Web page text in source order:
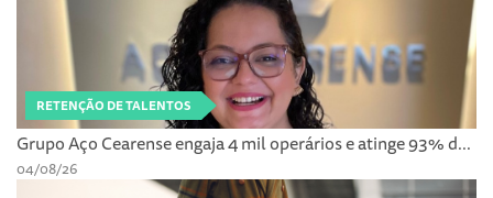
RETENÇÃO DE TALENTOS
Grupo Aço Cearense engaja 4 mil operários e atinge 93% d...
04/08/26